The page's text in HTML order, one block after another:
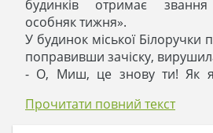
будинків отримає звання
особняк тижня».
У будинок міської Білоручки
поправивши зачіску,
- О, Миш, це знову ти! Як я
тебе пиріг.
Прочитати повний текст